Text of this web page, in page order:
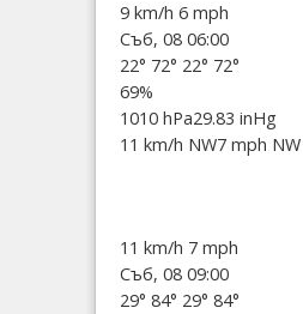
9 km/h 6 mph
Съб, 08 06:00
22° 72° 22° 72°
69%
1010 hPa29.83 inHg
11 km/h NW7 mph NW
11 km/h 7 mph
Съб, 08 09:00
29° 84° 29° 84°